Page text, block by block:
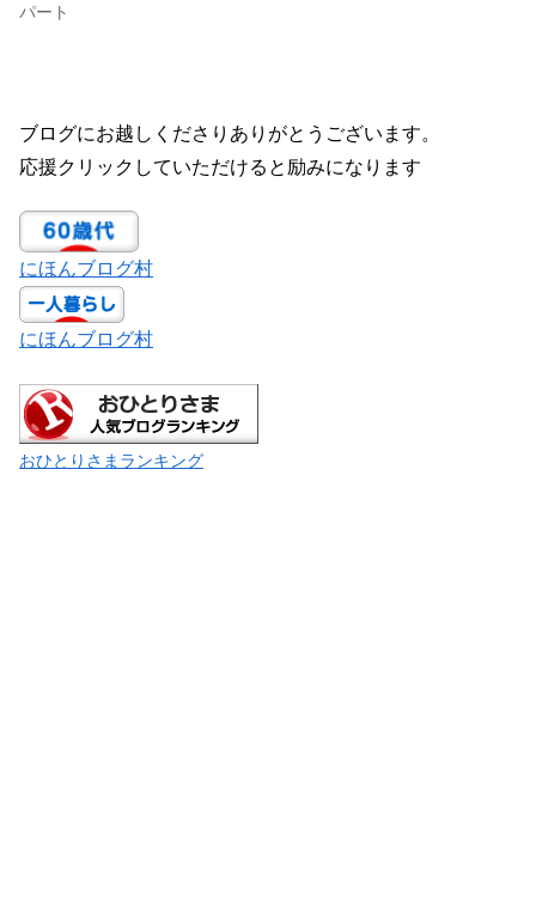
パート
ブログにお越しくださりありがとうございます。
応援クリックしていただけると励みになります
にほんブログ村
にほんブログ村
おひとりさまランキング